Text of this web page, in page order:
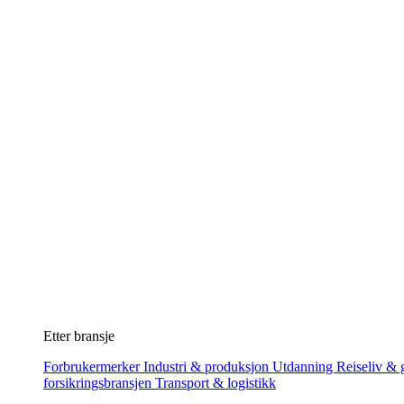
Etter bransje
ForbrukermerkerIndustri & produksjon Utdanning Reiseliv &
forsikringsbransjen Transport & logistikk